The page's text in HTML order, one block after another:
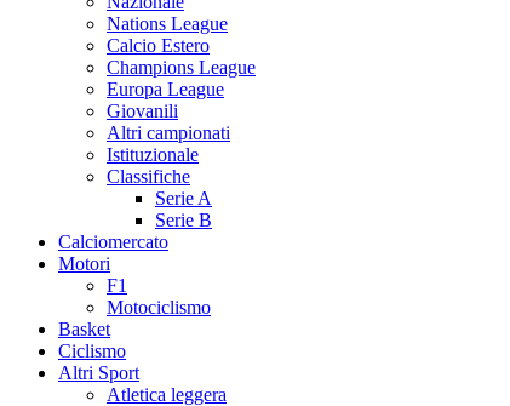
Nations League
Calcio Estero
Champions League
Europa League
Giovanili
Altri campionati
Istituzionale
Classifiche
Serie A
Serie B
Calciomercato
Motori
F1
Motociclismo
Basket
Ciclismo
Altri Sport
Atletica leggera